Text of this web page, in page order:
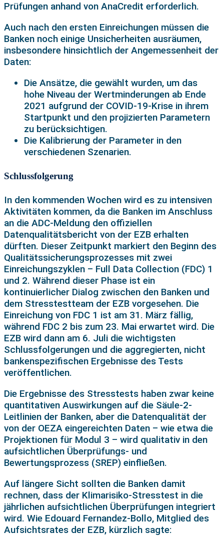
Prüfungen anhand von AnaCredit erforderlich.
Auch nach den ersten Einreichungen müssen die
Banken noch einige Unsicherheiten ausräumen,
insbesondere hinsichtlich der Angemessenheit der
Daten:
Die Ansätze, die gewählt wurden, um das
hohe Niveau der Wertminderungen ab Ende
2021 aufgrund der COVID-19-Krise in ihrem
Startpunkt und den projizierten Parametern
zu berücksichtigen.
Die Kalibrierung der Parameter in den
verschiedenen Szenarien.
Schlussfolgerung
In den kommenden Wochen wird es zu intensiven
Aktivitäten kommen, da die Banken im Anschluss
an die ADC-Meldung den offiziellen
Datenqualitätsbericht von der EZB erhalten
dürften. Dieser Zeitpunkt markiert den Beginn des
Qualitätssicherungsprozesses mit zwei
Einreichungszyklen – Full Data Collection (FDC) 1
und 2. Während dieser Phase ist ein
kontinuierlicher Dialog zwischen den Banken und
dem Stresstestteam der EZB vorgesehen. Die
Einreichung von FDC 1 ist am 31. März fällig,
während FDC 2 bis zum 23. Mai erwartet wird. Die
EZB wird dann am 6. Juli die wichtigsten
Schlussfolgerungen und die aggregierten, nicht
bankenspezifischen Ergebnisse des Tests
veröffentlichen.
Die Ergebnisse des Stresstests haben zwar keine
quantitativen Auswirkungen auf die Säule-2-
Leitlinien der Banken, aber die Datenqualität der
von der OEZA eingereichten Daten – wie etwa die
Projektionen für Modul 3 – wird qualitativ in den
aufsichtlichen Überprüfungs- und
Bewertungsprozess (SREP) einfließen.
Auf längere Sicht sollten die Banken damit
rechnen, dass der Klimarisiko-Stresstest in die
jährlichen aufsichtlichen Überprüfungen integriert
wird. Wie Edouard Fernandez-Bollo, Mitglied des
Aufsichtsrates der EZB, kürzlich sagte: